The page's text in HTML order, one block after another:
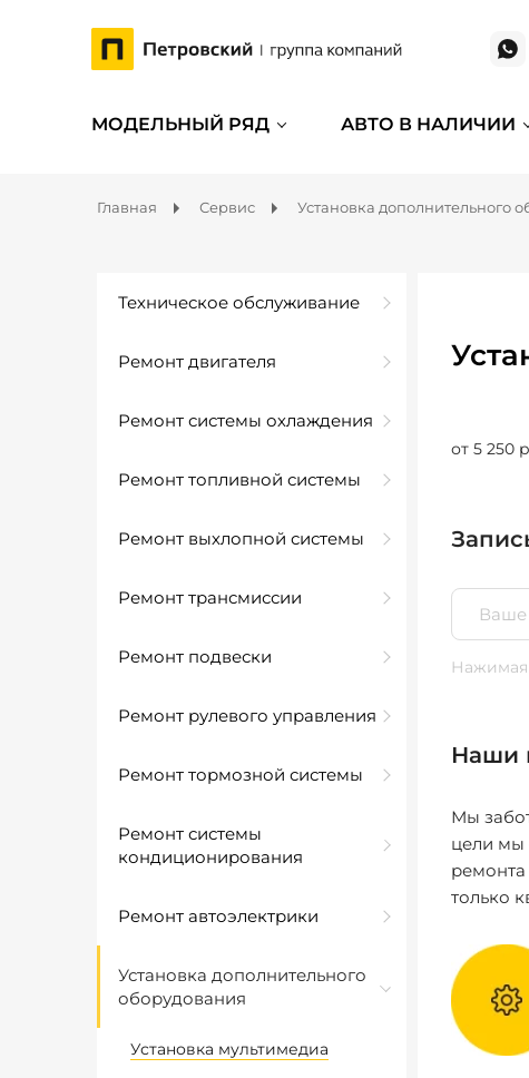
МОДЕЛЬНЫЙ РЯД АВТО В НАЛИЧИИ
Главная Сервис Установка дополнительного
Техническое обслуживание
Ремонт двигателя
Ремонт системы охлаждения
Ремонт топливной системы
Ремонт выхлопной системы
Ремонт трансмиссии
Ремонт подвески
Ремонт рулевого управления
Ремонт тормозной системы
Ремонт системы
кондиционирования
Ремонт автоэлектрики
Установка дополнительного
оборудования
Установка мультимедиа
от 5 250
Нажимая
Наши
Мы
цели мы
только